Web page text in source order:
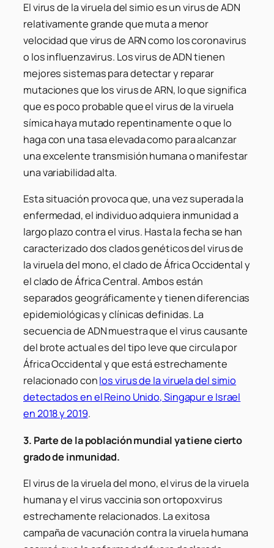
El virus de la viruela del simio es un virus de ADN
relativamente grande que muta a menor
velocidad que virus de ARN como los coronavirus
o los influenzavirus. Los virus de ADN tienen
mejores sistemas para detectar y reparar
mutaciones que los virus de ARN, lo que significa
que es poco probable que el virus de la viruela
símica haya mutado repentinamente o que lo
haga con una tasa elevada como para alcanzar
una excelente transmisión humana o manifestar
una variabilidad alta.
Esta situación provoca que, una vez superada la
enfermedad, el individuo adquiera inmunidad a
largo plazo contra el virus. Hasta la fecha se han
caracterizado dos clados genéticos del virus de
la viruela del mono, el clado de África Occidental y
el clado de África Central. Ambos están
separados geográficamente y tienen diferencias
epidemiológicas y clínicas definidas. La
secuencia de ADN muestra que el virus causante
del brote actual es del tipo leve que circula por
África Occidental y que está estrechamente
relacionado conlos virus de la viruela del simio
detectados en el Reino Unido, Singapur e Israel
en 2018 y 2019.
3. Parte de la población mundial ya tiene cierto
grado de inmunidad.
El virus de la viruela del mono, el virus de la viruela
humana y el virus vaccinia son ortopoxvirus
estrechamente relacionados. La exitosa
campaña de vacunación contra la viruela humana